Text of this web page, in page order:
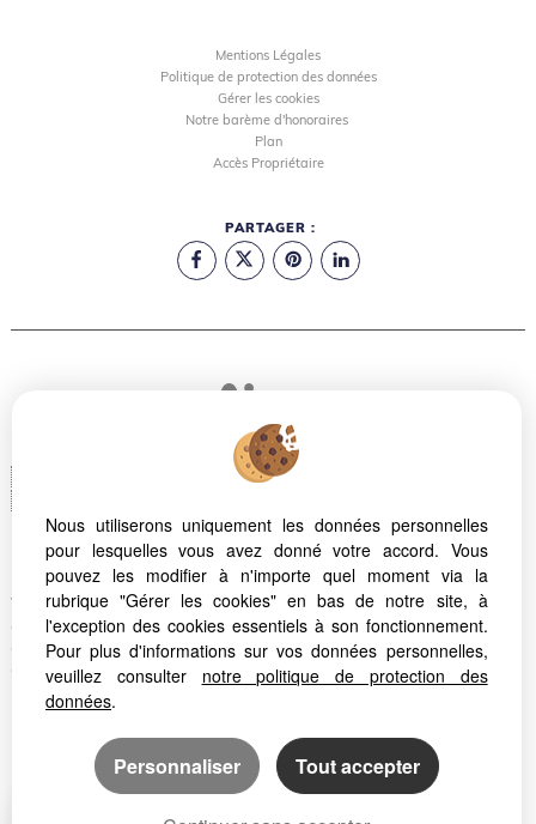
Mentions Légales
Politique de protection des données
Gérer les cookies
Notre barème d'honoraires
Plan
Accès Propriétaire
PARTAGER :
Logiciel immobilier Adapt Immo
Création site immobilier
Montpellier (34070)
Valras Plage (34350)
Quartier Celleneuve Montpellier
Quartier la Chamberte Montpellier
Quartier la Martelle Montpellier
Nous utiliserons uniquement les données personnelles
pour lesquelles vous avez donné votre accord. Vous
pouvez les modifier à n'importe quel moment via la
rubrique "Gérer les cookies" en bas de notre site, à
l'exception des cookies essentiels à son fonctionnement.
Pour plus d'informations sur vos données personnelles,
veuillez consulter notre politique de protection des
données.
Personnaliser Tout accepter